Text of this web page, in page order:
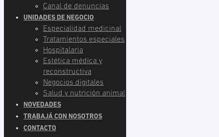
Canal de denuncias
UNIDADES DE NEGOCIO
Especialidad medicinal
Tratamientos especiales
Hospitalaria
Estética médica y
reconstructiva
Negocios digitales
Salud y nutrición animal
NOVEDADES
TRABAJÁ CON NOSOTROS
CONTACTO